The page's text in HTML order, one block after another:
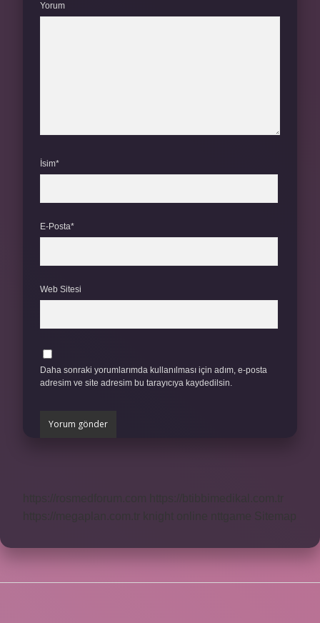
Yorum
İsim*
E-Posta*
Web Sitesi
Daha sonraki yorumlarımda kullanılması için adım, e-posta
adresim ve site adresim bu tarayıcıya kaydedilsin.